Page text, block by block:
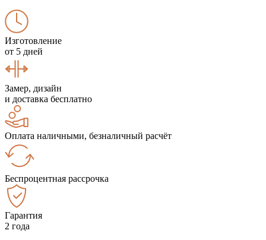
Изготовление
от 5 дней
Замер, дизайн
и доставка бесплатно
Оплата наличными, безналичный расчёт
Беспроцентная рассрочка
Гарантия
2 года